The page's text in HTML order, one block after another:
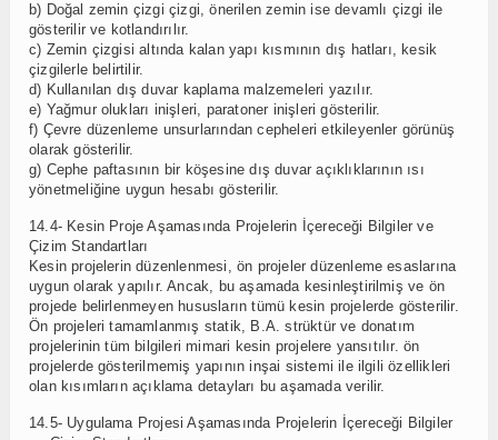
b) Doğal zemin çizgi çizgi, önerilen zemin ise devamlı çizgi ile
gösterilir ve kotlandırılır.
c) Zemin çizgisi altında kalan yapı kısmının dış hatları, kesik
çizgilerle belirtilir.
d) Kullanılan dış duvar kaplama malzemeleri yazılır.
e) Yağmur olukları inişleri, paratoner inişleri gösterilir.
f) Çevre düzenleme unsurlarından cepheleri etkileyenler görünüş
olarak gösterilir.
g) Cephe paftasının bir köşesine dış duvar açıklıklarının ısı
yönetmeliğine uygun hesabı gösterilir.
14.4- Kesin Proje Aşamasında Projelerin İçereceği Bilgiler ve
Çizim Standartları
Kesin projelerin düzenlenmesi, ön projeler düzenleme esaslarına
uygun olarak yapılır. Ancak, bu aşamada kesinleştirilmiş ve ön
projede belirlenmeyen hususların tümü kesin projelerde gösterilir.
Ön projeleri tamamlanmış statik, B.A. strüktür ve donatım
projelerinin tüm bilgileri mimari kesin projelere yansıtılır. ön
projelerde gösterilmemiş yapının inşai sistemi ile ilgili özellikleri
olan kısımların açıklama detayları bu aşamada verilir.
14.5- Uygulama Projesi Aşamasında Projelerin İçereceği Bilgiler